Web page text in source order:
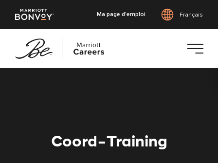
Ma page d'emploi Français
Coord-Training